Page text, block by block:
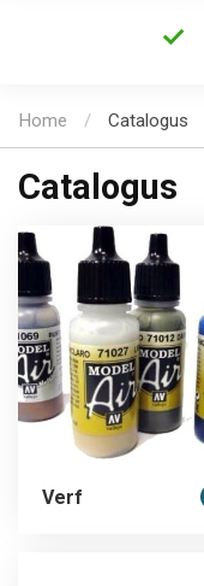
Home / Catalogus
Catalogus
Verf